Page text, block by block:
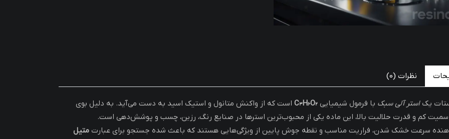
نظرات (0)
یکاستر آلی سبک با فرمول شیمیایی C₃H₆O₂ است که از واکنش متانول و استیک اسید به دست می‌آید. به دلیل بوی
سمیت کم و قدرت حلالیت بالا، این ماده یکی از محبوب‌ترین استرها در صنایع رنگ، رزین، چسب و پوشش‌دهی است.
سرعت خشک شدن، فراریت مناسب و نقطه جوش پایین از ویژگی‌هایی هستند که باعث شده جستجو برای عبارت متیل